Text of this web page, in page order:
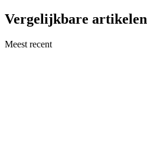
Vergelijkbare artikelen
Meest recent